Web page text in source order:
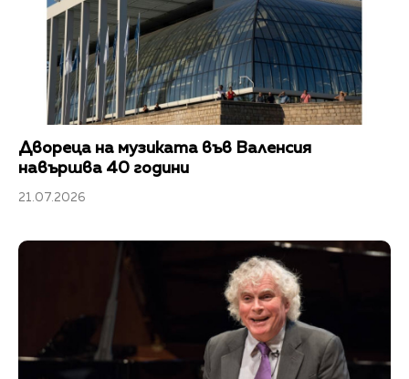
Двореца на музиката във Валенсия
навършва 40 години
21.07.2026